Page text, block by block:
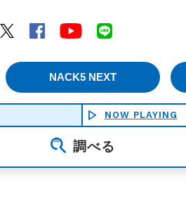
Twitter
Facebook YouTube
NACK5 NEXT
NOW PLAYING
調べる